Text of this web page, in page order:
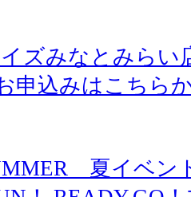
ズみなとみらい
申込みはこちら
夏イベ